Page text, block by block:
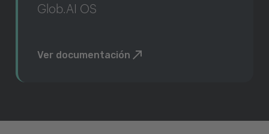
Glob.AI OS
Ver documentación